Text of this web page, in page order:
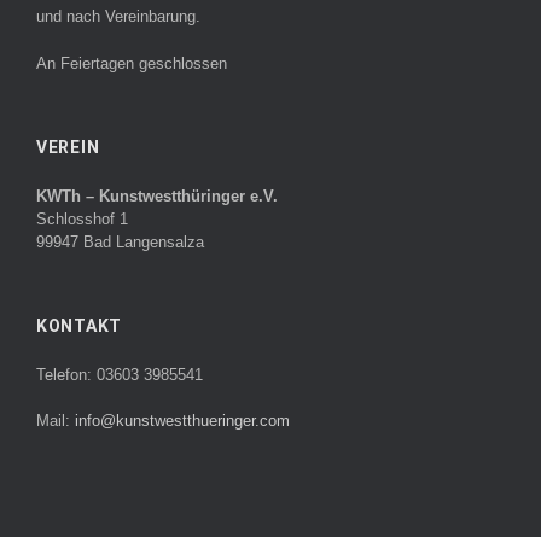
und nach Vereinbarung.
An Feiertagen geschlossen
VEREIN
KWTh – Kunstwestthüringer e.V.
Schlosshof 1
99947 Bad Langensalza
KONTAKT
Telefon: 03603 3985541
Mail: info@kunstwestthueringer.com